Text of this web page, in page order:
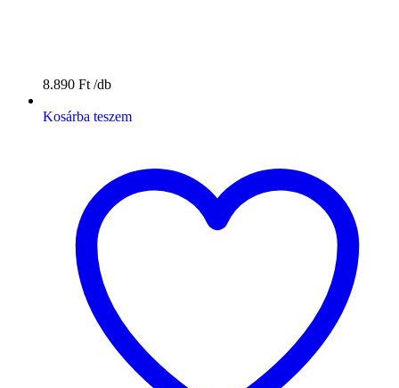
8.890 Ft
Kosárba teszem